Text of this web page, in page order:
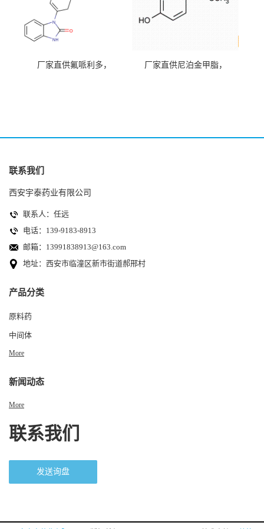
厂家直供氟哌利多，
厂家直供尼泊金甲脂，
联系我们
西安宇泰药业有限公司
联系人：任远
电话：139-9183-8913
邮箱： 13991838913@163.com
地址：西安市临潼区新市街道郝邢村
产品分类
原料药
中间体
More
新闻动态
More
联系我们
发送询盘